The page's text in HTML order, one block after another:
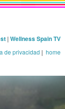
| Wellness Spain TV
de privacidad | home